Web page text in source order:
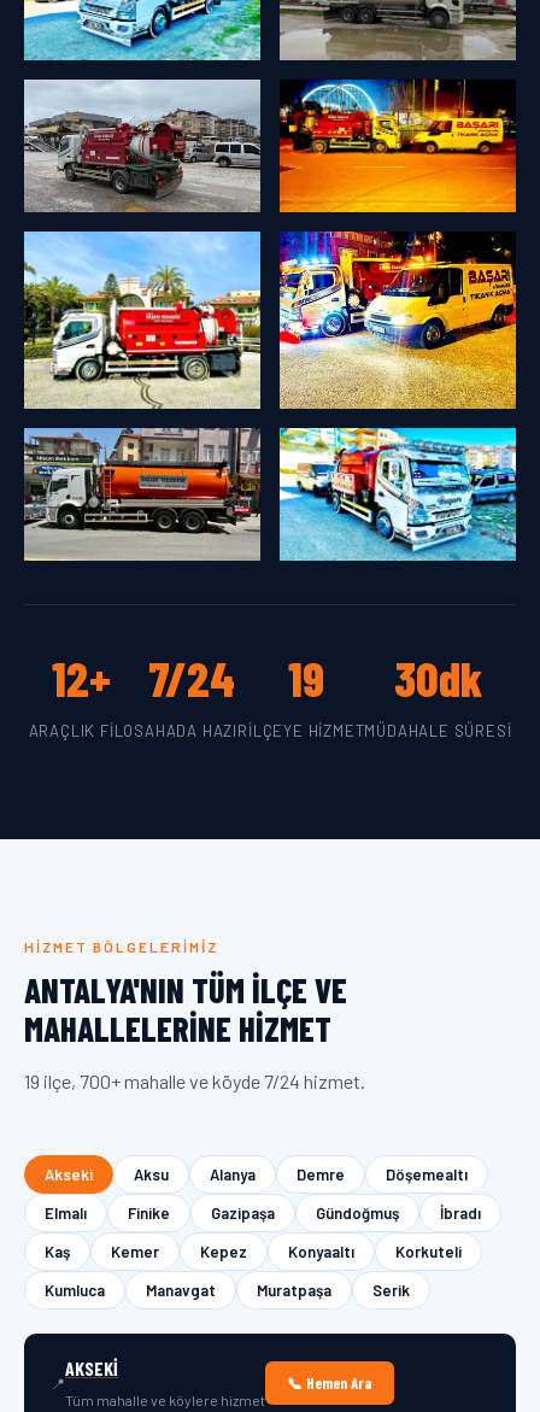
12+
ARAÇLIK FILO
7/24
SAHADA HAZIR
19
İLÇEYE HIZMET
30dk
MÜDAHALE SÜRESI
HIZMET BÖLGELERIMIZ
ANTALYA'NIN TÜM İLÇE VE
MAHALLELERINE HIZMET
19 ilçe, 700+ mahalle ve köyde 7/24 hizmet.
Akseki Aksu Alanya Demre
Döşemealtı
Elmalı
Finike Gazipaşa Gündoğmuş
İbradı
Kaş
Kemer Kepez Konyaaltı
Korkuteli
Kumluca
Manavgat Muratpaşa Serik
📍
AKSEKI
Tüm mahalle ve köylere hizmet
📞 Hemen Ara